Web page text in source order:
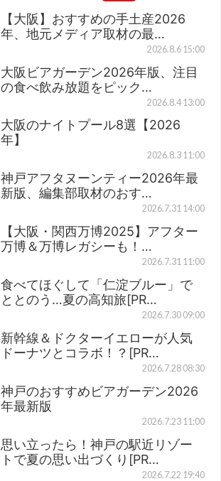
【大阪】おすすめの手土産2026
年、地元メディア取材の最…
2026.8.6 15:00
大阪ビアガーデン2026年版、注目
の食べ飲み放題をピック…
2026.8.4 13:00
大阪のナイトプール8選【2026
年】
2026.8.3 11:00
神戸アフタヌーンティー2026年最
新版、編集部取材のおす…
2026.7.31 14:00
【大阪・関西万博2025】アフター
万博＆万博レガシーも！…
2026.7.31 11:00
食べてほぐして「仁淀ブルー」で
ととのう…夏の高知旅[PR…
2026.7.30 09:00
新幹線＆ドクターイエローが人気
ドーナツとコラボ！？[PR…
2026.7.28 08:30
神戸のおすすめビアガーデン2026
年最新版
2026.7.23 11:00
思い立ったら！神戸の駅近リゾー
トで夏の思い出づくり[PR…
2026.7.22 19:40